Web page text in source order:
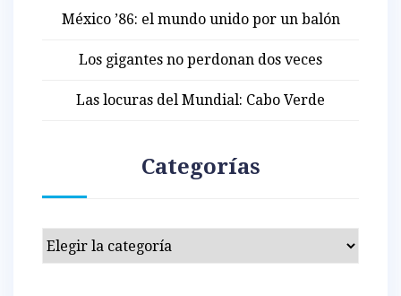
México ’86: el mundo unido por un balón
Los gigantes no perdonan dos veces
Las locuras del Mundial: Cabo Verde
Categorías
Categorías